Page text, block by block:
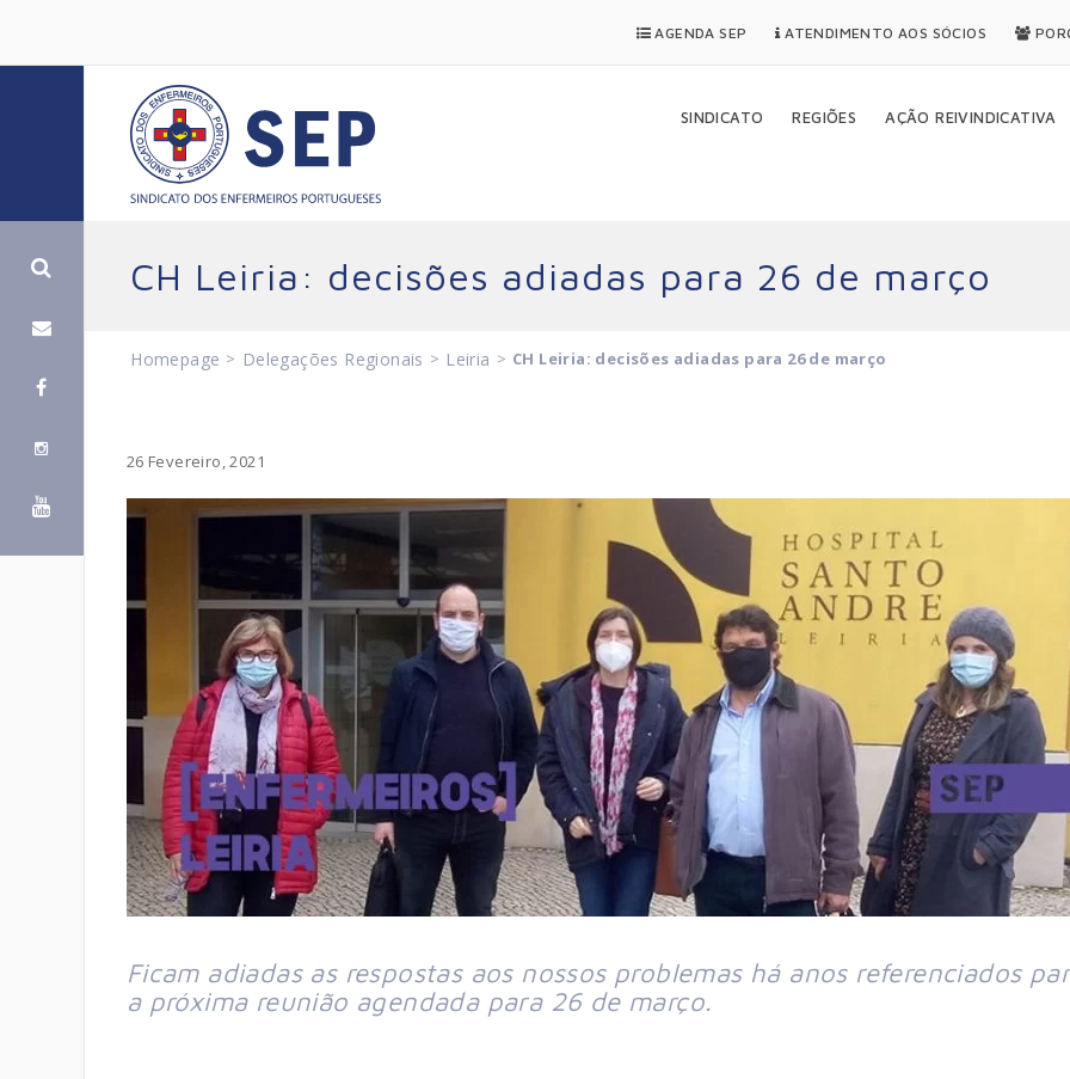
AGENDA SEP ATENDIMENTO AOS SÓCIOS
SINDICATO REGIÕES AÇÃO REIVINDICATIVA
CH Leiria: decisões adiadas para 26 de março
Homepage > Delegações Regionais > Leiria > CH Leiria: decisões adiadas para 26 de março
26 Fevereiro, 2021
Ficam adiadas as respostas aos nossos problemas há anos referenciados
a próxima reunião agendada para 26 de março.